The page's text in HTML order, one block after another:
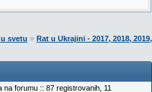
svetu » Rat u Ukrajini - 2017, 2018, 2019,
na forumu :: 87 registrovanih, 11